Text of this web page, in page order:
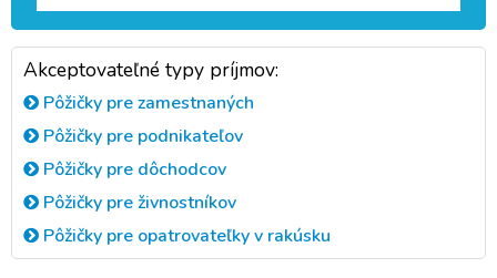
Akceptovateľné typy príjmov:
Pôžičky pre zamestnaných
Pôžičky pre podnikateľov
Pôžičky pre dôchodcov
Pôžičky pre živnostníkov
Pôžičky pre opatrovateľky v rakúsku